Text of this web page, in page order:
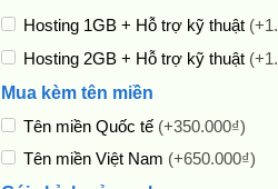
Hosting 1GB + Hỗ trợ kỹ thuật
Hosting 2GB + Hỗ trợ kỹ thuật
Mua kèm tên miền
Tên miền Quốc tế (+350.000₫)
Tên miền Việt Nam (+650.000₫)